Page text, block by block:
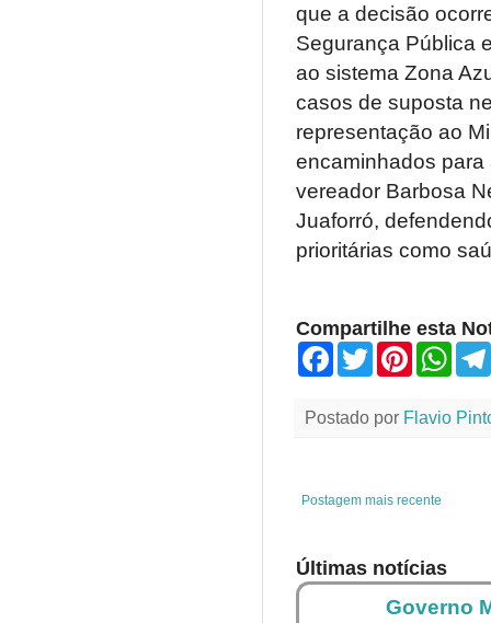
que a decisão
Segurança Pública
ao sistema Zona
casos de suposta
representação ao
encaminhados
vereador Barbosa
Juaforró,
prioritárias como
Compartilhe esta
b
w
e
s
Postado por Flavio
Postagem mais recente
Últimas notícias
Governo